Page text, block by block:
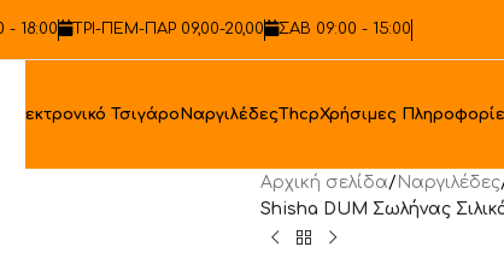
18:00 ΤΡΙ-ΠΕΜ-ΠΑΡ 09,00-20,00 ΣΑΒ 09:00 - 15:00
Ηλεκτρονικό Τσιγάρο ΝαργιλέδεςThcpΧρήσιμες
Αρχική σελίδα/ Ναργιλέδες
Shisha DUM Σωλήνας